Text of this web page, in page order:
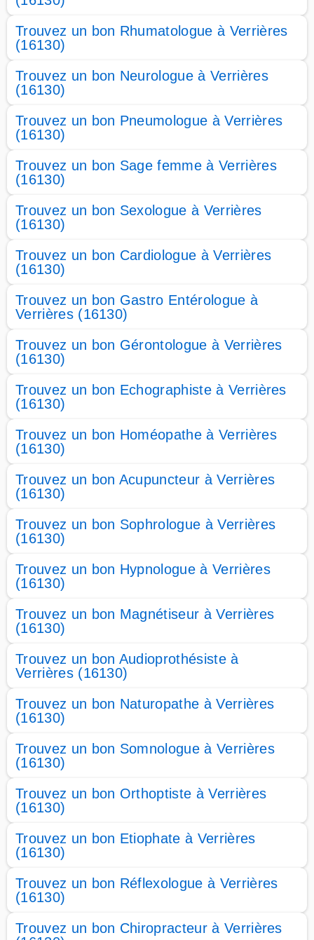
Trouvez un bon Rhumatologue à Verrières
(16130)
Trouvez un bon Neurologue à Verrières
(16130)
Trouvez un bon Pneumologue à Verrières
(16130)
Trouvez un bon Sage femme à Verrières
(16130)
Trouvez un bon Sexologue à Verrières
(16130)
Trouvez un bon Cardiologue à Verrières
(16130)
Trouvez un bon Gastro Entérologue à
Verrières (16130)
Trouvez un bon Gérontologue à Verrières
(16130)
Trouvez un bon Echographiste à Verrières
(16130)
Trouvez un bon Homéopathe à Verrières
(16130)
Trouvez un bon Acupuncteur à Verrières
(16130)
Trouvez un bon Sophrologue à Verrières
(16130)
Trouvez un bon Hypnologue à Verrières
(16130)
Trouvez un bon Magnétiseur à Verrières
(16130)
Trouvez un bon Audioprothésiste à
Verrières (16130)
Trouvez un bon Naturopathe à Verrières
(16130)
Trouvez un bon Somnologue à Verrières
(16130)
Trouvez un bon Orthoptiste à Verrières
(16130)
Trouvez un bon Etiophate à Verrières
(16130)
Trouvez un bon Réflexologue à Verrières
(16130)
Trouvez un bon Chiropracteur à Verrières